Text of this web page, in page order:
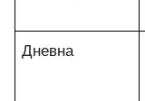
Дневна